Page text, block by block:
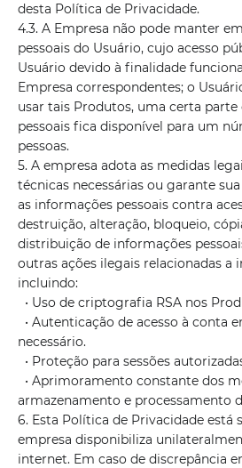
desta Política de Privacidade.
4.3. A Empresa não pode manter
pessoais do Usuário, cujo acesso
Usuário devido à finalidade
Empresa correspondentes; o
usar tais Produtos, uma certa parte
pessoais fica disponível para um
pessoas.
5. A empresa adota as medidas
técnicas necessárias ou garante
as informações pessoais contra
destruição, alteração, bloqueio,
distribuição de informações
outras ações ilegais relacionadas a
incluindo:
• Uso de criptografia RSA nos
• Autenticação de acesso à conta
necessário.
• Proteção para sessões
• Aprimoramento constante dos
armazenamento e processamento
6. Esta Política de Privacidade está
empresa disponibiliza
internet. Em caso de discrepância